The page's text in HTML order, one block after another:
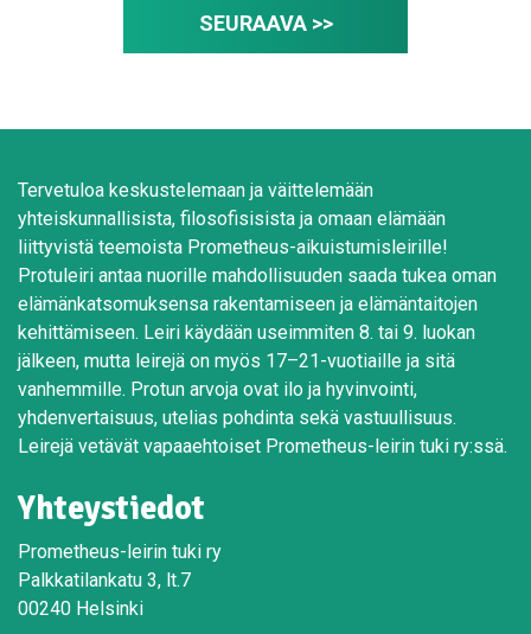
SEURAAVA >>
Tervetuloa keskustelemaan ja väittelemään
yhteiskunnallisista, filosofisisista ja omaan elämään
liittyvistä teemoista Prometheus-aikuistumisleirille!
Protuleiri antaa nuorille mahdollisuuden saada tukea oman
elämänkatsomuksensa rakentamiseen ja elämäntaitojen
kehittämiseen. Leiri käydään useimmiten 8. tai 9. luokan
jälkeen, mutta leirejä on myös 17–21-vuotiaille ja sitä
vanhemmille. Protun arvoja ovat ilo ja hyvinvointi,
yhdenvertaisuus, utelias pohdinta sekä vastuullisuus.
Leirejä vetävät vapaaehtoiset Prometheus-leirin tuki ry:ssä.
Yhteystiedot
Prometheus-leirin tuki ry
Palkkatilankatu 3, lt.7
00240 Helsinki